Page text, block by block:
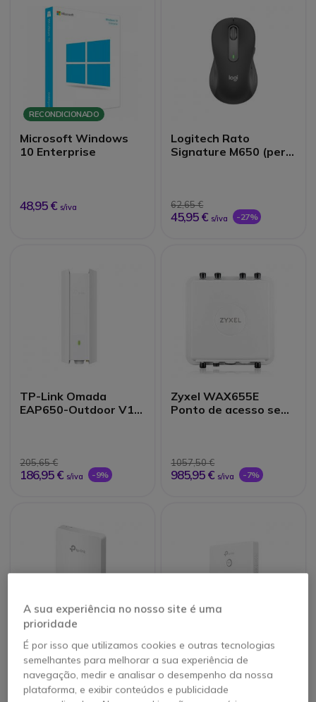
RECONDICIONADO
Microsoft Windows
10 Enterprise
48,95 € s/iva
Logitech Rato
Signature M650 (per
62,65 €
45,95 € s/iva -27%
TP-Link Omada
EAP650-Outdoor V1 -
205,65 €
186,95 € s/iva -9%
Zyxel WAX655E
Ponto de acesso sem
1057,50 €
985,95 € s/iva -7%
TP-Link Omada
EAP235-Wall - Ponto
de acesso sem fio -
Wi-Fi 5
TP-LINK N300 WiFi
Wall-Plate AP
A sua experiência no nosso site é uma
prioridade
É por isso que utilizamos cookies e outras tecnologias
semelhantes para melhorar a sua experiência de
navegação, medir e analisar o desempenho da nossa
plataforma, e exibir conteúdos e publicidade